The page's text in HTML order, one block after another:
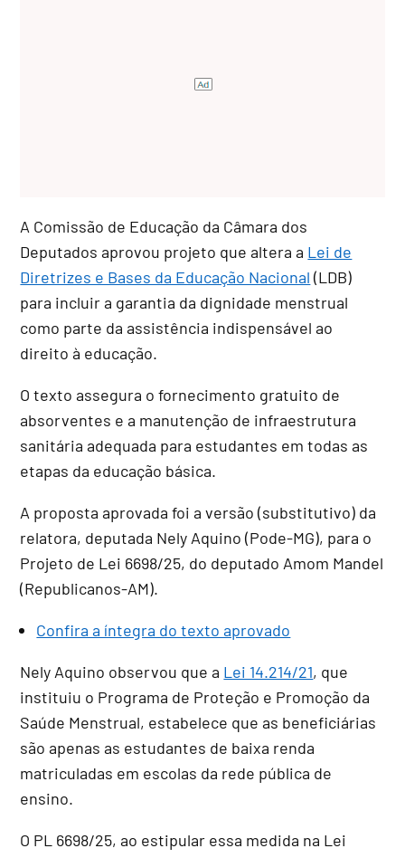
A Comissão de Educação da Câmara dos
Deputados aprovou projeto que altera a Lei de
Diretrizes e Bases da Educação Nacional (LDB)
para incluir a garantia da dignidade menstrual
como parte da assistência indispensável ao
direito à educação.
O texto assegura o fornecimento gratuito de
absorventes e a manutenção de infraestrutura
sanitária adequada para estudantes em todas as
etapas da educação básica.
A proposta aprovada foi a versão (substitutivo) da
relatora, deputada Nely Aquino (Pode-MG), para o
Projeto de Lei 6698/25, do deputado Amom Mandel
(Republicanos-AM).
Confira a íntegra do texto aprovado
Nely Aquino observou que a Lei 14.214/21, que
instituiu o Programa de Proteção e Promoção da
Saúde Menstrual, estabelece que as beneficiárias
são apenas as estudantes de baixa renda
matriculadas em escolas da rede pública de
ensino.
O PL 6698/25, ao estipular essa medida na Lei